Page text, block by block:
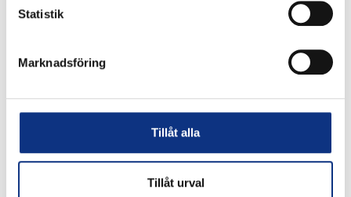
Statistik
Marknadsföring
Tillåt alla
Tillåt urval
– Förlängd vinkelkoppling
– T-grenkoppling
– Rör till rör-kopplingar
– Vinkelkoppling
– T-koppling
– Skottgenomgångskopplingar